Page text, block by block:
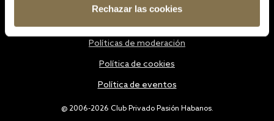
Rechazar las cookies
@ 2006-2026 Club Privado Pasión Habanos.
Políticas de moderación
Política de cookies
Política de eventos